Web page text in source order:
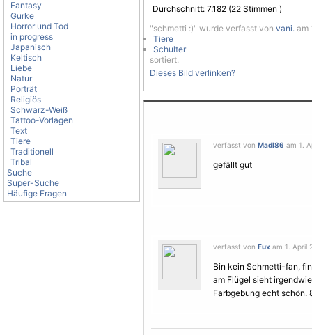
Fantasy
Gurke
Horror und Tod
in progress
Japanisch
Keltisch
Liebe
Natur
Porträt
Religiös
Schwarz-Weiß
Tattoo-Vorlagen
Text
Tiere
Traditionell
Tribal
Suche
Super-Suche
Häufige Fragen
Durchschnitt: 7.182 (22 Stimmen )
"schmetti :)" wurde verfasst von vani. am
Tiere
Schulter
sortiert.
Dieses Bild verlinken?
verfasst von Madl86 am 1.
gefällt gut
verfasst von Fux am 1. April
Bin kein Schmetti-fan,
am Flügel sieht
Farbgebung echt schön.